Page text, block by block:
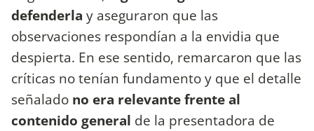
defenderla y aseguraron que las
observaciones respondían a la envidia que
despierta. En ese sentido, remarcaron que las
críticas no tenían fundamento y que el detalle
señalado no era relevante frente al
contenido general de la presentadora de